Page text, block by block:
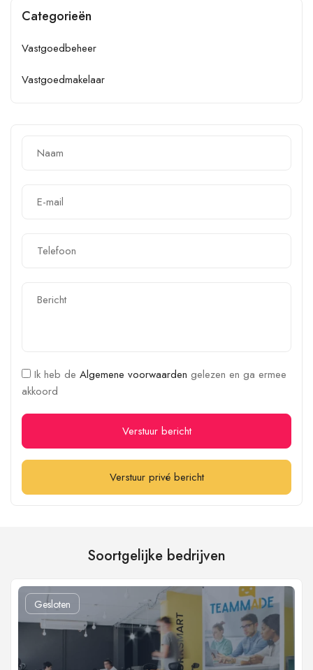
Categorieën
Vastgoedbeheer
Vastgoedmakelaar
Ik heb de Algemene voorwaarden gelezen en ga ermee
akkoord
Verstuur bericht
Verstuur privé bericht
Soortgelijke bedrijven
Gesloten